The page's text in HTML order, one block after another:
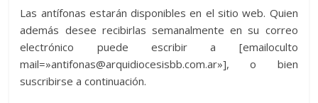
Las antífonas estarán disponibles en el sitio web. Quien
además desee recibirlas semanalmente en su correo
electrónico puede escribir a [emailoculto
mail=»antifonas@arquidiocesisbb.com.ar»], o bien
suscribirse a continuación.